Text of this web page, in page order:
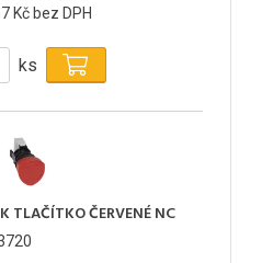
Kč bez DPH
ks
TLAČÍTKO ČERVENÉ NC